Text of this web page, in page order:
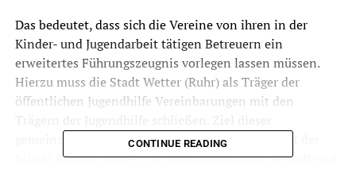
Das bedeutet, dass sich die Vereine von ihren in der
Kinder- und Jugendarbeit tätigen Betreuern ein
erweitertes Führungszeugnis vorlegen lassen müssen.
Hierzu muss die Stadt Wetter (Ruhr) als Träger der
öffentlichen Jugendhilfe Vereinbarungen mit den
gemeinsamen kreiseinheitlichen Vereinbarung ist der
Schutz Minderjähriger vor Vernachlässigung, Gewalt und
CONTINUE READING